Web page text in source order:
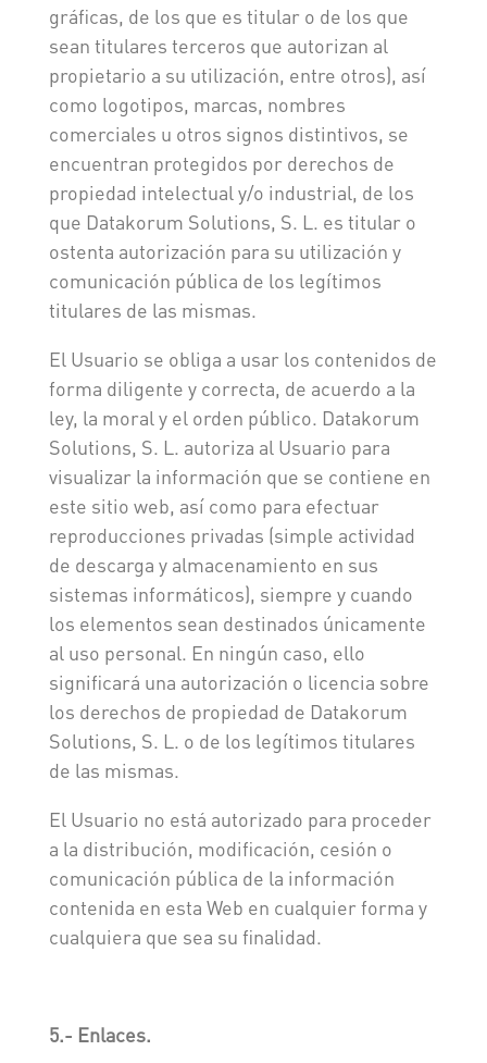
gráficas, de los que es titular o de los que
sean titulares terceros que autorizan al
propietario a su utilización, entre otros), así
como logotipos, marcas, nombres
comerciales u otros signos distintivos, se
encuentran protegidos por derechos de
propiedad intelectual y/o industrial, de los
que Datakorum Solutions, S. L. es titular o
ostenta autorización para su utilización y
comunicación pública de los legítimos
titulares de las mismas.
El Usuario se obliga a usar los contenidos de
forma diligente y correcta, de acuerdo a la
ley, la moral y el orden público. Datakorum
Solutions, S. L. autoriza al Usuario para
visualizar la información que se contiene en
este sitio web, así como para efectuar
reproducciones privadas (simple actividad
de descarga y almacenamiento en sus
sistemas informáticos), siempre y cuando
los elementos sean destinados únicamente
al uso personal. En ningún caso, ello
significará una autorización o licencia sobre
los derechos de propiedad de Datakorum
Solutions, S. L. o de los legítimos titulares
de las mismas.
El Usuario no está autorizado para proceder
a la distribución, modificación, cesión o
comunicación pública de la información
contenida en esta Web en cualquier forma y
cualquiera que sea su finalidad.
5.- Enlaces.